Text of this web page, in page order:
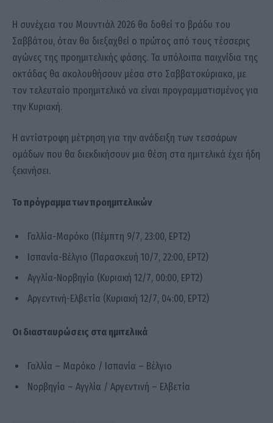
Η συνέχεια του Μουντιάλ 2026 θα δοθεί το βράδυ του
Σαββάτου, όταν θα διεξαχθεί ο πρώτος από τους τέσσερις
αγώνες της προημιτελικής φάσης. Τα υπόλοιπα παιχνίδια της
οκτάδας θα ακολουθήσουν μέσα στο Σαββατοκύριακο, με
τον τελευταίο προημιτελικό να είναι προγραμματισμένος για
την Κυριακή.
Η αντίστροφη μέτρηση για την ανάδειξη των τεσσάρων
ομάδων που θα διεκδικήσουν μια θέση στα ημιτελικά έχει ήδη
ξεκινήσει.
Το πρόγραμμα των προημιτελικών
Γαλλία-Μαρόκο (Πέμπτη 9/7, 23:00, ΕΡΤ2)
Ισπανία-Βέλγιο (Παρασκευή 10/7, 22:00, ΕΡΤ2)
Αγγλία-Νορβηγία (Κυριακή 12/7, 00:00, ΕΡΤ2)
Αργεντινή-Ελβετία (Κυριακή 12/7, 04:00, ΕΡΤ2)
Οι διασταυρώσεις στα ημιτελικά
Γαλλία – Μαρόκο / Ισπανία – Βέλγιο
Νορβηγία – Αγγλία / Αργεντινή – Ελβετία